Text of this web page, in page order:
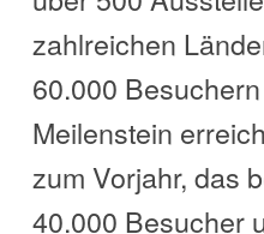
zahlreichen
60.000
Meilenstein
zum Vorjahr, das
40.000 Besucher